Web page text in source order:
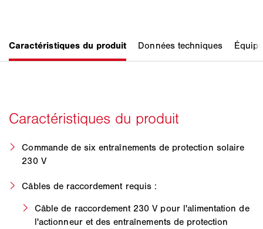
Commande de six entraînements de protection solaire
230 V
Câbles de raccordement requis :
Câble de raccordement 230 V pour l'alimentation de
l'actionneur et des entraînements de protection